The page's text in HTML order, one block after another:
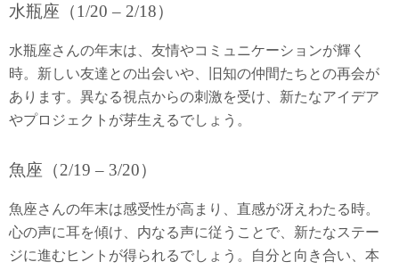
水瓶座（1/20 – 2/18）
水瓶座さんの年末は、友情やコミュニケーションが輝く
時。新しい友達との出会いや、旧知の仲間たちとの再会が
あります。異なる視点からの刺激を受け、新たなアイデア
やプロジェクトが芽生えるでしょう。
魚座（2/19 – 3/20）
魚座さんの年末は感受性が高まり、直感が冴えわたる時。
心の声に耳を傾け、内なる声に従うことで、新たなステー
ジに進むヒントが得られるでしょう。自分と向き合い、本